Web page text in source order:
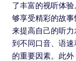
了丰富的视听体
够享受精彩的故
来提高自己的听
到不同口音、语
的重要因素。此